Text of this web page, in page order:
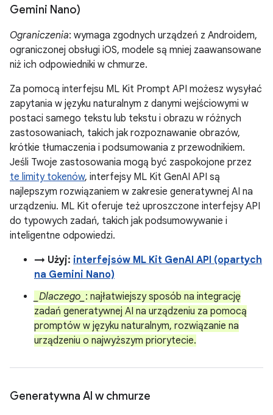
Gemini Nano)
Ograniczenia: wymaga zgodnych urządzeń z Androidem,
ograniczonej obsługi iOS, modele są mniej zaawansowane
niż ich odpowiedniki w chmurze.
Za pomocą interfejsu ML Kit Prompt API możesz wysyłać
zapytania w języku naturalnym z danymi wejściowymi w
postaci samego tekstu lub tekstu i obrazu w różnych
zastosowaniach, takich jak rozpoznawanie obrazów,
krótkie tłumaczenia i podsumowania z przewodnikiem.
Jeśli Twoje zastosowania mogą być zaspokojone przez
te limity tokenów, interfejsy ML Kit GenAI API są
najlepszym rozwiązaniem w zakresie generatywnej AI na
urządzeniu. ML Kit oferuje też uproszczone interfejsy API
do typowych zadań, takich jak podsumowywanie i
inteligentne odpowiedzi.
→ Użyj: interfejsów ML Kit GenAI API (opartych
na Gemini Nano)
_Dlaczego_ : najłatwiejszy sposób na integrację
zadań generatywnej AI na urządzeniu za pomocą
promptów w języku naturalnym, rozwiązanie na
urządzeniu o najwyższym priorytecie.
Generatywna AI w chmurze